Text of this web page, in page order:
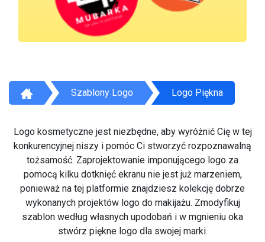
Szablony Logo Logo Piękna
Logo kosmetyczne jest niezbędne, aby wyróżnić Cię w tej
konkurencyjnej niszy i pomóc Ci stworzyć rozpoznawalną
tożsamość. Zaprojektowanie imponującego logo za
pomocą kilku dotknięć ekranu nie jest już marzeniem,
ponieważ na tej platformie znajdziesz kolekcję dobrze
wykonanych projektów logo do makijażu. Zmodyfikuj
szablon według własnych upodobań i w mgnieniu oka
stwórz piękne logo dla swojej marki.